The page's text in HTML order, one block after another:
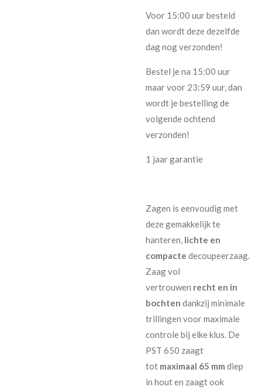
Voor 15:00 uur besteld
dan wordt deze dezelfde
dag nog verzonden!
Bestel je na 15:00 uur
maar voor 23:59 uur, dan
wordt je bestelling de
volgende ochtend
verzonden!
1 jaar garantie
Zagen is eenvoudig met
deze gemakkelijk te
hanteren, lichte en
compacte decoupeerzaag.
Zaag vol
vertrouwen recht en in
bochten dankzij minimale
trillingen voor maximale
controle bij elke klus. De
PST 650 zaagt
tot maximaal 65 mm diep
in hout en zaagt ook